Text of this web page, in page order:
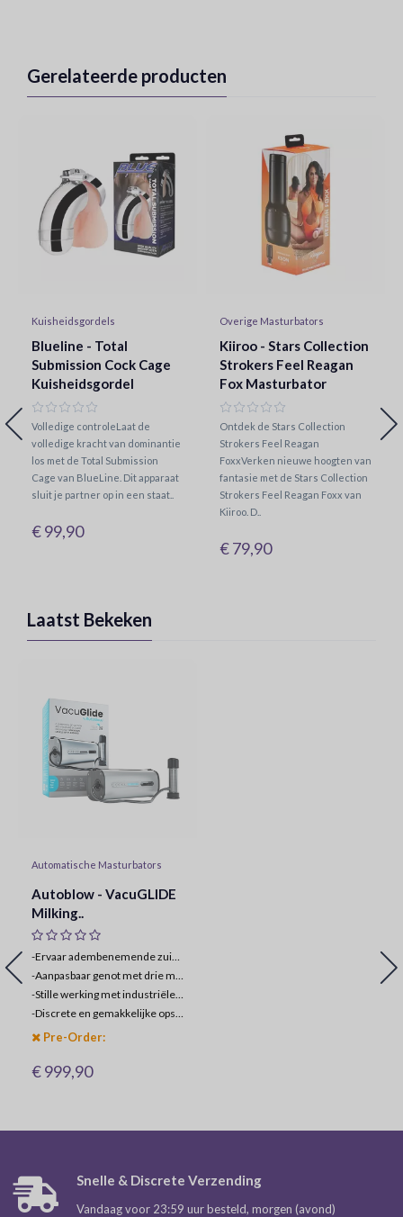
Gerelateerde producten
Kuisheidsgordels
Blueline - Total
Submission Cock Cage
Kuisheidsgordel
Volledige controleLaat de
volledige kracht van dominantie
los met de Total Submission
Cage van BlueLine. Dit apparaat
sluit je partner op in een staat..
€ 99,90
Overige Masturbators
Kiiroo - Stars Collection
Strokers Feel Reagan
Fox Masturbator
Ontdek de Stars Collection
Strokers Feel Reagan
FoxxVerken nieuwe hoogten van
fantasie met de Stars Collection
Strokers Feel Reagan Foxx van
Kiiroo. D..
€ 79,90
Laatst Bekeken
Automatische Masturbators
Autoblow - VacuGLIDE
Milking..
-Ervaar adembenemende zuigkracht met door gebruiker gedefinieerde intensiteit
-Aanpasbaar genot met drie maten penisontvangers
-Stille werking met industriële mechanismen
-Discrete en gemakkelijke opslag met een hoogwaardige rugzak
Pre-Order:
€ 999,90
Snelle & Discrete Verzending
Vandaag voor 23:59 uur besteld, morgen (avond)